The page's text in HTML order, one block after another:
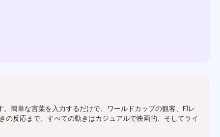
簡単な言葉を入力するだけで、ワールドカップの観客、F1レ
反応まで、すべての動きはカジュアルで映画的、そしてライ